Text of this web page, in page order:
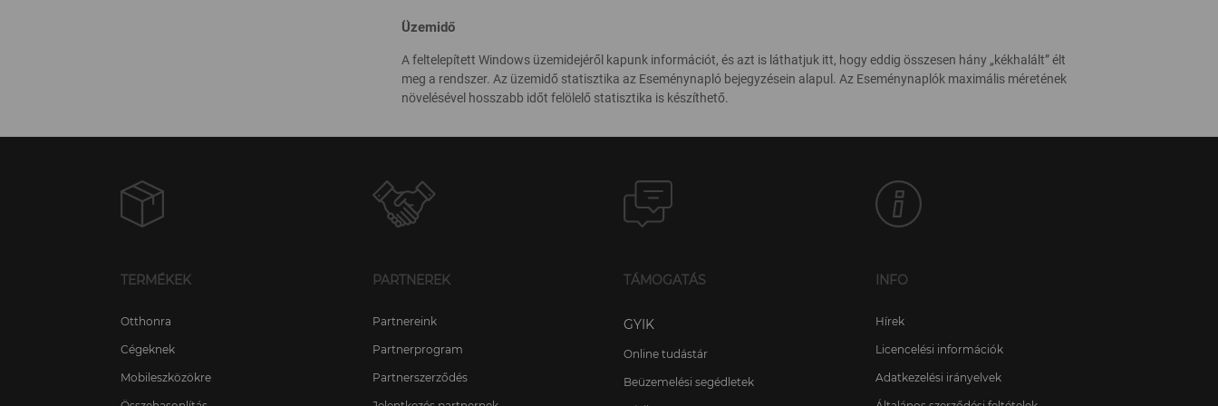
Üzemidő
A feltelepített Windows üzemidejéről kapunk információt, és azt is láthatjuk itt, hogy eddig összesen hány „kékhalált” élt
meg a rendszer. Az üzemidő statisztika az Eseménynapló bejegyzésein alapul. Az Eseménynaplók maximális méretének
növelésével hosszabb időt felölelő statisztika is készíthető.
TERMÉKEK
Otthonra
Cégeknek
Mobileszközökre
PARTNEREK
Partnereink
Partnerprogram
Partnerszerződés
TÁMOGATÁS
GYIK
Online tudástár
Beüzemelési segédletek
INFO
Hírek
Licencelési információk
Adatkezelési irányelvek